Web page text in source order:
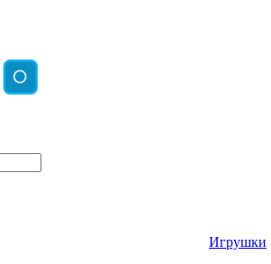
Игрушки